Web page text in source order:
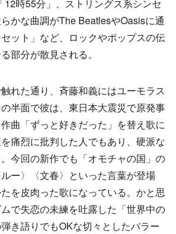
12時55分」、ストリングス系シンセ
かな曲調がThe BeatlesやOasisに通
ット」など、ロックやポップスの伝
部分が散見される。
れた通り、斉藤和義にはユーモラス
半面で彼は、東日本大震災で原発事
曲「ずっと好きだった」を替え歌に
痛烈に批判した人でもあり、硬派な
今回の新作でも「オモチャの国」の
ー〉〈文春〉といった言葉が登場
を皮肉った歌になっている。かと思
で失恋の未練を吐露した「世界中の
き語りでもOKな切々としたバラー